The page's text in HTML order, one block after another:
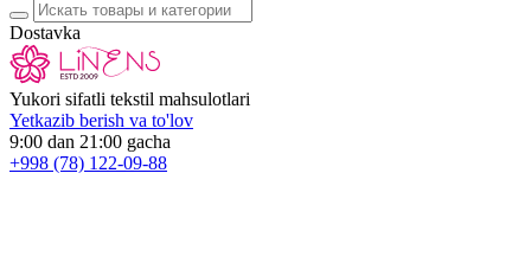
Dostavka
Yukori sifatli tekstil mahsulotlari
Yetkazib berish va to'lov
9:00 dan 21:00 gacha
+998 (78) 122-09-88